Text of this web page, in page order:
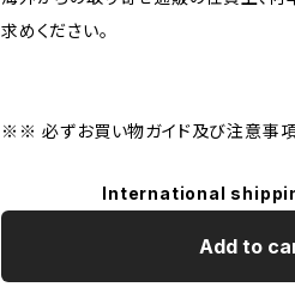
求めください。
※※ 必ずお買い物ガイド及び注意事
International
Add to